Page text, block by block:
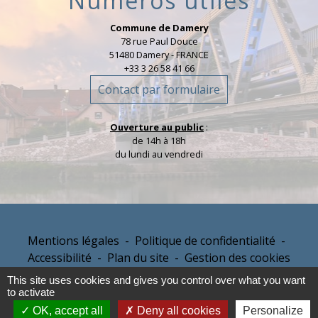
Commune de Damery
78 rue Paul Douce
51480 Damery - FRANCE
+33 3 26 58 41 66
Contact par formulaire
Ouverture au public :
de 14h à 18h
du lundi au vendredi
Mentions légales - Politique de confidentialité -
Accessibilité - Plan du site - Gestion des cookies
Site créé en partenariat avec Réseau des Communes
This site uses cookies and gives you control over what you want
to activate
OK, accept all
Deny all cookies Personalize